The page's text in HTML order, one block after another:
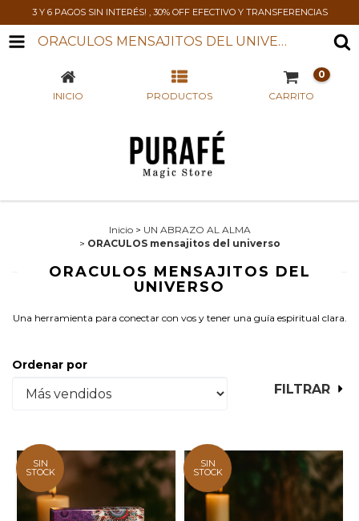
3 Y 6 PAGOS SIN INTERÉS! , 30% OFF EFECTIVO Y TRANSFERENCIAS
ORACULOS MENSAJITOS DEL UNIVERSO
INICIO PRODUCTOS CARRITO
0
Inicio > UN ABRAZO AL ALMA
> ORACULOS mensajitos del universo
ORACULOS MENSAJITOS DEL
UNIVERSO
Una herramienta para conectar con vos y tener una guía espiritual clara.
Ordenar por
FILTRAR
SIN
STOCK
SIN
STOCK